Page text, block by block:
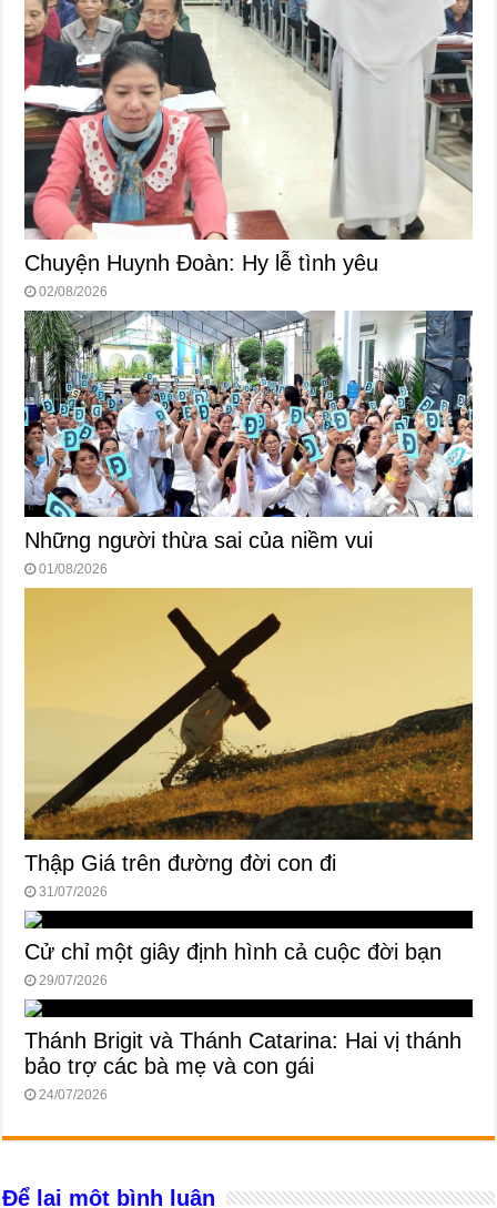
Chuyện Huynh Đoàn: Hy lễ tình yêu
02/08/2026
Những người thừa sai của niềm vui
01/08/2026
Thập Giá trên đường đời con đi
31/07/2026
Cử chỉ một giây định hình cả cuộc đời bạn
29/07/2026
Thánh Brigit và Thánh Catarina: Hai vị thánh
bảo trợ các bà mẹ và con gái
24/07/2026
Để lại một bình luận